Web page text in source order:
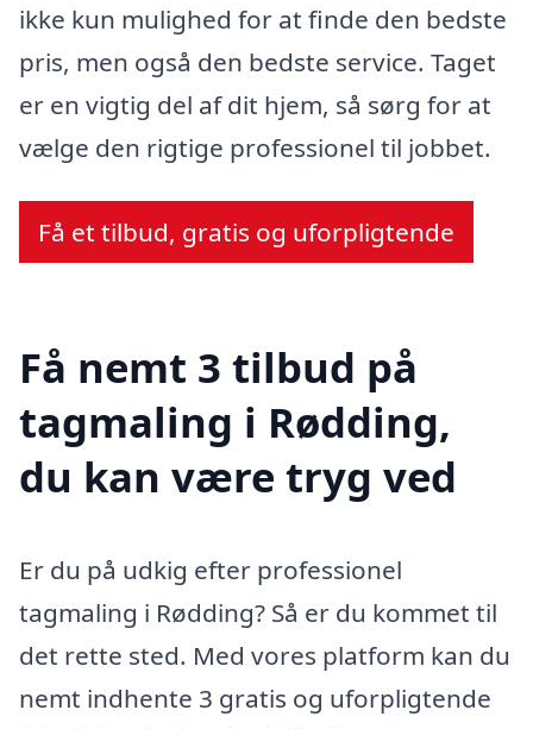
ikke kun mulighed for at finde den bedste
pris, men også den bedste service. Taget
er en vigtig del af dit hjem, så sørg for at
vælge den rigtige professionel til jobbet.
Få et tilbud, gratis og uforpligtende
Få nemt 3 tilbud på
tagmaling i Rødding,
du kan være tryg ved
Er du på udkig efter professionel
tagmaling i Rødding? Så er du kommet til
det rette sted. Med vores platform kan du
nemt indhente 3 gratis og uforpligtende